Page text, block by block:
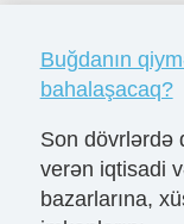
Buğdanın
bahalaşacaq?
Son dövrlərdə
verən iqtisadi
bazarlarına,